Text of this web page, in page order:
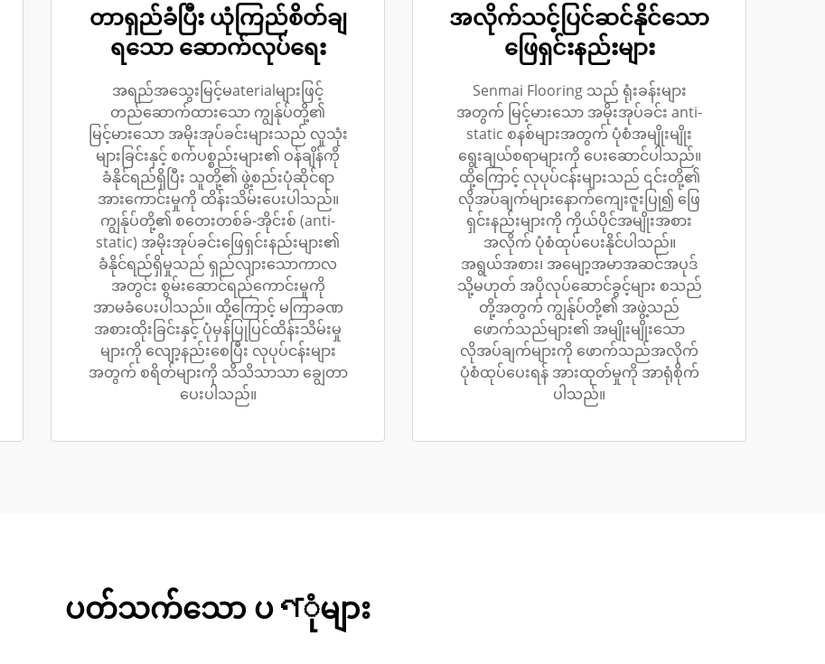
တာရှည်ခံပြီး ယုံကြည်စိတ်ချ
ရသော ဆောက်လုပ်ရေး
အရည်အသွေးမြင့်မaterialများဖြင့်
တည်ဆောက်ထားသော ကျွန်ုပ်တို့၏
မြင့်မားသော အမိုးအုပ်ခင်းများသည် လူသုံး
များခြင်းနှင့် စက်ပစ္စည်းများ၏ ဝန်ချိန်ကို
ခံနိုင်ရည်ရှိပြီး သူတို့၏ ဖွဲ့စည်းပုံဆိုင်ရာ
အားကောင်းမှုကို ထိန်းသိမ်းပေးပါသည်။
ကျွန်ုပ်တို့၏ စတေးတစ်ခ်-အိုင်းစ် (anti-
static) အမိုးအုပ်ခင်းဖြေရှင်းနည်းများ၏
ခံနိုင်ရည်ရှိမှုသည် ရှည်လျားသောကာလ
အတွင်း စွမ်းဆောင်ရည်ကောင်းမှုကို
အာမခံပေးပါသည်။ ထို့ကြောင့် မကြာခဏ
အစားထိုးခြင်းနှင့် ပုံမှန်ပြုပြင်ထိန်းသိမ်းမှု
များကို လျော့နည်းစေပြီး လုပုပ်ငန်းများ
အတွက် စရိတ်များကို သိသိသာသာ ချွေတာ
ပေးပါသည်။
အလိုက်သင့်ပြင်ဆင်နိုင်သော
ဖြေရှင်းနည်းများ
Senmai Flooring သည် ရုံးခန်းများ
အတွက် မြင့်မားသော အမိုးအုပ်ခင်း anti-
static စနစ်များအတွက် ပုံစံအမျိုးမျိုး
ရွေးချယ်စရာများကို ပေးဆောင်ပါသည်။
ထို့ကြောင့် လုပုပ်ငန်းများသည် ၎င်းတို့၏
လိုအပ်ချက်များနောက်ကျေးဇူးပြု၍ ဖြေ
ရှင်းနည်းများကို ကိုယ်ပိုင်အမျိုးအစား
အလိုက် ပုံစံထုပ်ပေးနိုင်ပါသည်။
အရွယ်အစား၊ အမျော့အမာအဆင်အပုဒ်
သို့မဟုတ် အပိုလုပ်ဆောင်ခွင့်များ စသည်
တို့အတွက် ကျွန်ုပ်တို့၏ အဖွဲ့သည်
ဖောက်သည်များ၏ အမျိုးမျိုးသော
လိုအပ်ချက်များကို ဖောက်သည်အလိုက်
ပုံစံထုပ်ပေးရန် အားထုတ်မှုကို အာရုံစိုက်
ပါသည်။
ပတ်သက်သော ပণုံများ